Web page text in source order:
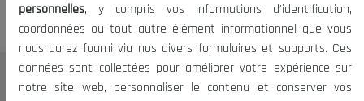
Le CNESE
personnelles, y compris vos informations d'identification,
coordonnées ou tout autre élément informationnel que vous
nous aurez fourni via nos divers formulaires et supports. Ces
données sont collectées pour améliorer votre expérience sur
notre site web, personnaliser le contenu et conserver vos